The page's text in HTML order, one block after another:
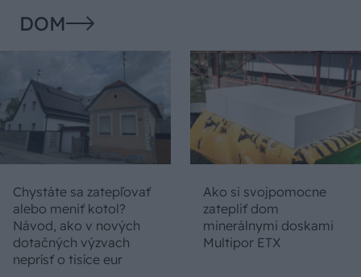
DOM
Chystáte sa zatepľovať
alebo meniť kotol?
Návod, ako v nových
dotačných výzvach
neprísť o tisíce eur
Ako si svojpomocne
zatepliť dom
minerálnymi doskami
Multipor ETX